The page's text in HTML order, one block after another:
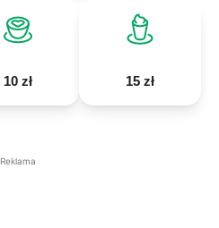
10 zł 15 zł
Reklama